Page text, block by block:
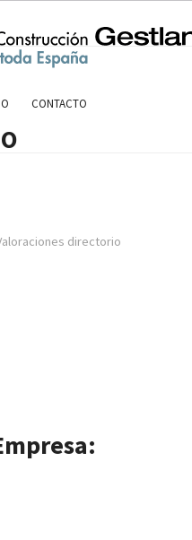
CONTACTO
directorio